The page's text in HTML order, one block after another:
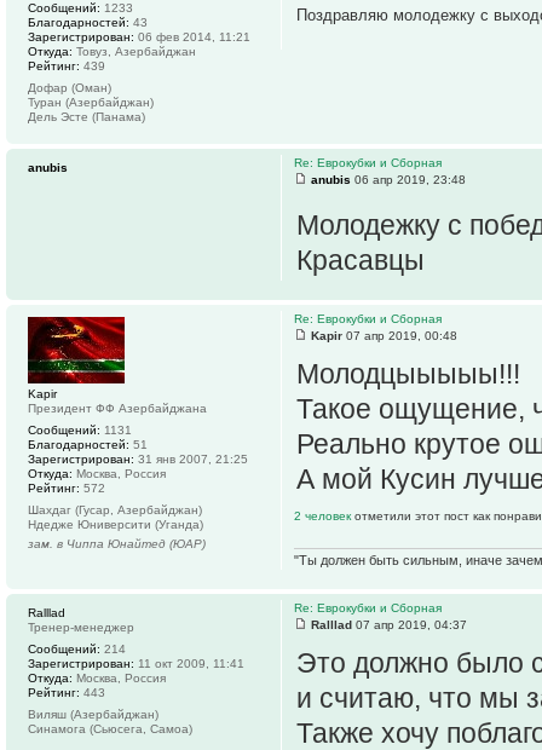
Поздравляю молодежку с
Сообщений: 1233
Благодарностей: 43
Зарегистрирован: 06 фев 2014, 11:21
Откуда: Товуз, Азербайджан
Рейтинг: 439
Дофар (Оман)
Туран (Азербайджан)
Дель Эсте (Панама)
Re: Еврокубки и Сборная
anubis 06 апр 2019, 23:48
Молодежку с
Красавцы
anubis
Re: Еврокубки и Сборная
Kapir 07 апр 2019, 00:48
Молодцыыыыы!!!
Такое ощущение,
Реально крутое
А мой Кусин
2 человек отметили этот пост как
"Ты должен быть сильным, иначе
Kapir
Президент ФФ Азербайджана
Сообщений: 1131
Благодарностей: 51
Зарегистрирован: 31 янв 2007, 21:25
Откуда: Москва, Россия
Рейтинг: 572
Шахдаг (Гусар, Азербайджан)
Ндедже Юниверсити (Уганда)
зам. в Чиппа Юнайтед (ЮАР)
Re: Еврокубки и Сборная
Ralllad 07 апр 2019, 04:37
Это должно было
и считаю, что мы
Также хочу
Ralllad
Тренер-менеджер
Сообщений: 214
Зарегистрирован: 11 окт 2009, 11:41
Откуда: Москва, Россия
Рейтинг: 443
Виляш (Азербайджан)
Синамога (Сьюсега, Самоа)